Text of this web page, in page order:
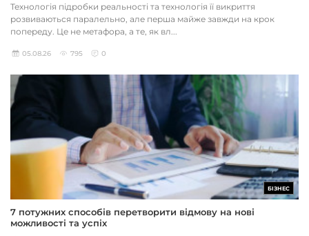
Технологія підробки реальності та технологія її викриття
розвиваються паралельно, але перша майже завжди на крок
попереду. Це не метафора, а те, як вл...
05.08.26 795 0
БІЗНЕС
7 потужних способів перетворити відмову на нові
можливості та успіх